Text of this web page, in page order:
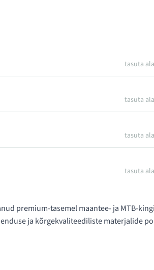
tasuta
tasuta
tasuta
tasuta
premium-tasemel maantee- ja MTB-
ja kõrgekvaliteediliste materjalide